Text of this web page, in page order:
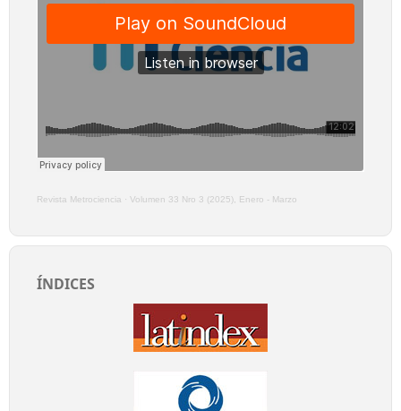
Revista Metrociencia · Volumen 33 Nro 3 (2025), Enero - Marzo
ÍNDICES